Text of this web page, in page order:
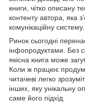
книги, чітко описану
контенту автора, яка
комунікаційну систему.
Ринок сьогодні
інфопродуктами. Без
якісна книга може
Коли ж працює
читачеві легко
інших, яку унікальну
саме його підхід.